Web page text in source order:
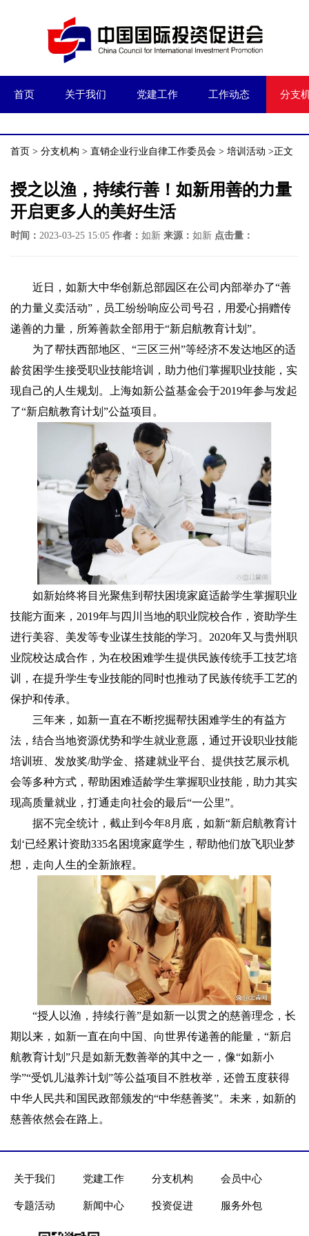
首页 关于我们 党建工作 工作动态 分支
首页 > 分支机构 > 直销企业行业自律工作委员会 > 培训活动 >正文
授之以渔，持续行善！如新用善的力量
开启更多人的美好生活
时间： 2023-03-25 15:05 作者： 如新 来源： 如新 点击量：
近日，如新大中华创新总部园区在公司内部举办了“善
的力量义卖活动”，员工纷纷响应公司号召，用爱心捐赠传
递善的力量，所筹善款全部用于“新启航教育计划”。
为了帮扶西部地区、“三区三州”等经济不发达地区的适
龄贫困学生接受职业技能培训，助力他们掌握职业技能，实
现自己的人生规划。上海如新公益基金会于2019年参与发起
了“新启航教育计划”公益项目。
如新始终将目光聚焦到帮扶困境家庭适龄学生掌握职业
技能方面来，2019年与四川当地的职业院校合作，资助学生
进行美容、美发等专业谋生技能的学习。2020年又与贵州职
业院校达成合作，为在校困难学生提供民族传统手工技艺培
训，在提升学生专业技能的同时也推动了民族传统手工艺的
保护和传承。
三年来，如新一直在不断挖掘帮扶困难学生的有益方
法，结合当地资源优势和学生就业意愿，通过开设职业技能
培训班、发放奖/助学金、搭建就业平台、提供技艺展示机
会等多种方式，帮助困难适龄学生掌握职业技能，助力其实
现高质量就业，打通走向社会的最后“一公里”。
据不完全统计，截止到今年8月底，如新“新启航教育计
划‘已经累计资助335名困境家庭学生，帮助他们放飞职业梦
想，走向人生的全新旅程。
“授人以渔，持续行善”是如新一以贯之的慈善理念，长
期以来，如新一直在向中国、向世界传递善的能量，“新启
航教育计划”只是如新无数善举的其中之一，像“如新小
学”“受饥儿滋养计划”等公益项目不胜枚举，还曾五度获得
中华人民共和国民政部颁发的“中华慈善奖”。未来，如新的
慈善依然会在路上。
关于我们 党建工作 分支机构 会员中心
专题活动 新闻中心 投资促进 服务外包